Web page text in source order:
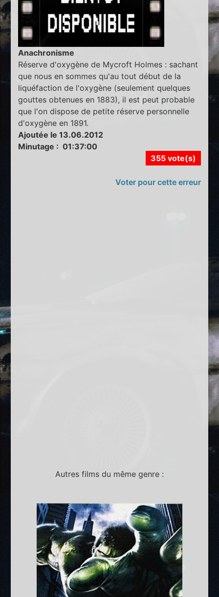
Anachronisme
Réserve d'oxygène de Mycroft Holmes : sachant
que nous en sommes qu'au tout début de la
liquéfaction de l'oxygène (seulement quelques
gouttes obtenues en 1883), il est peut probable
que l'on dispose de petite réserve personnelle
d'oxygène en 1891.
Ajoutée le 13.06.2012
Minutage : 01:37:00
355 vote(s)
Voter pour cette erreur
Autres films du même genre :